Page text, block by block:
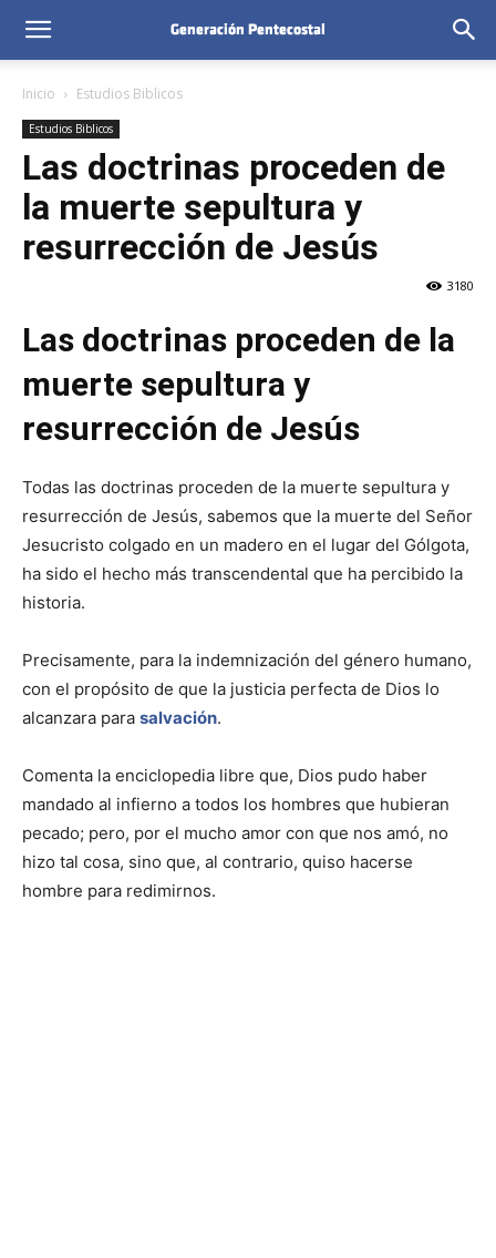
Inicio Estudios Biblicos
Estudios Biblicos
Las doctrinas proceden de
la muerte sepultura y
resurrección de Jesús
3180
Las doctrinas proceden de la
muerte sepultura y
resurrección de Jesús
Todas las doctrinas proceden de la muerte sepultura y
resurrección de Jesús, sabemos que la muerte del Señor
Jesucristo colgado en un madero en el lugar del Gólgota,
ha sido el hecho más transcendental que ha percibido la
historia.
Precisamente, para la indemnización del género humano,
con el propósito de que la justicia perfecta de Dios lo
alcanzara para salvación.
Comenta la enciclopedia libre que, Dios pudo haber
mandado al infierno a todos los hombres que hubieran
pecado; pero, por el mucho amor con que nos amó, no
hizo tal cosa, sino que, al contrario, quiso hacerse
hombre para redimirnos.